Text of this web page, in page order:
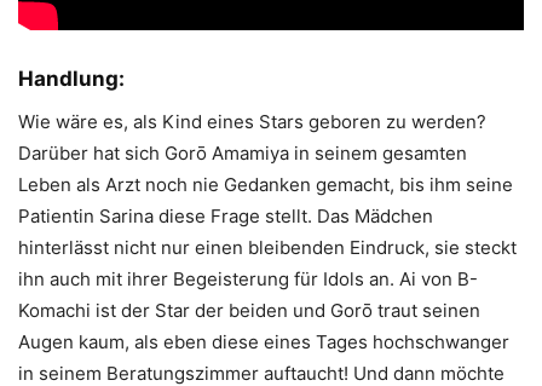
Handlung:
Wie wäre es, als Kind eines Stars geboren zu werden?
Darüber hat sich Gorō Amamiya in seinem gesamten
Leben als Arzt noch nie Gedanken gemacht, bis ihm seine
Patientin Sarina diese Frage stellt. Das Mädchen
hinterlässt nicht nur einen bleibenden Eindruck, sie steckt
ihn auch mit ihrer Begeisterung für Idols an. Ai von B-
Komachi ist der Star der beiden und Gorō traut seinen
Augen kaum, als eben diese eines Tages hochschwanger
in seinem Beratungszimmer auftaucht! Und dann möchte